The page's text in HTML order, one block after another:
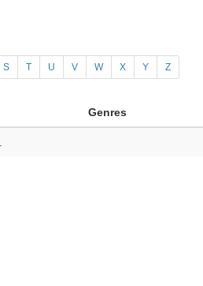
S T U V W X Y Z
Genres